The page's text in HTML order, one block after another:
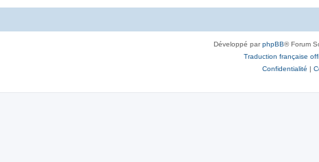
Développé parphpBB® Forum
Traduction française
Confidentialité |